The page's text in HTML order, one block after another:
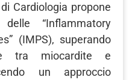
Cardiologia propone
“Inflammatory
(IMPS), superando
tra miocardite e
un approccio